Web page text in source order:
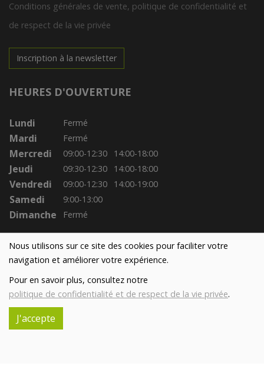
Nous utilisons sur ce site des cookies pour faciliter votre
navigation et améliorer votre expérience.
Pour en savoir plus, consultez notre
politique de confidentialité et de respect de la vie privée.
J'accepte
Conditions générales de vente, politique de confidentialité et
de respect de la vie privée
Inscription à la newsletter
HEURES D'OUVERTURE
Lundi Fermé
Mardi Fermé
Mercredi 09:00-12:30 14:00-18:00
Jeudi 09:30-12:30 14:00-18:00
Vendredi 09:00-12:30 14:00-19:00
Samedi 9:00-13:00
Dimanche Fermé